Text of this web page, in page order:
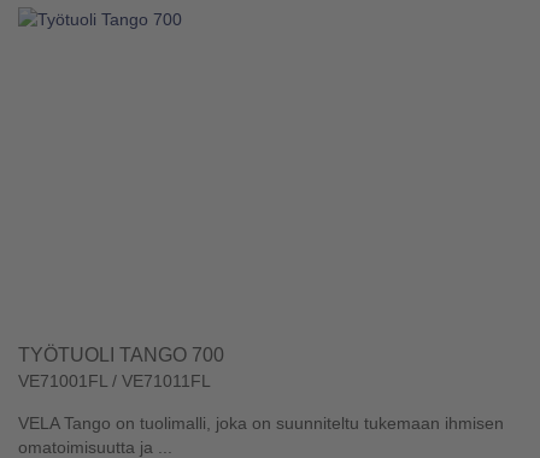
TYÖTUOLI TANGO 700
VE71001FL / VE71011FL
VELA Tango on tuolimalli, joka on suunniteltu tukemaan ihmisen
omatoimisuutta ja ...